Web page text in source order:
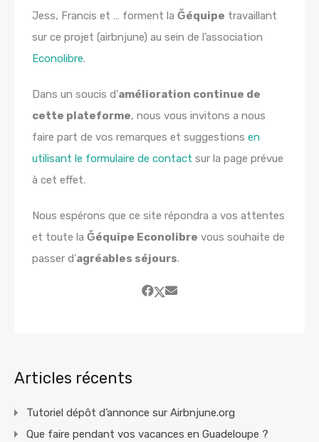
Jess, Francis et … forment la Ǧéquipe travaillant
sur ce projet (airbnjune) au sein de l’association
Econolibre.
Dans un soucis d’amélioration continue de
cette plateforme, nous vous invitons a nous
faire part de vos remarques et suggestions en
utilisant le formulaire de contact sur la page prévue
à cet effet.
Nous espérons que ce site répondra a vos attentes
et toute la Ǧéquipe Econolibre vous souhaite de
passer d’agréables séjours.
Articles récents
Tutoriel dépôt d’annonce sur Airbnjune.org
Que faire pendant vos vacances en Guadeloupe ?